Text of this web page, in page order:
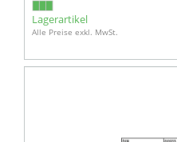
Lagerartikel
Alle Preise exkl. MwSt.